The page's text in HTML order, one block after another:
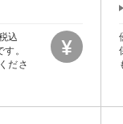
込
。
ださ